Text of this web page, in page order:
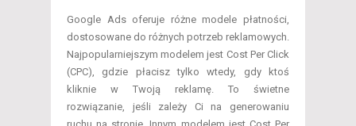
Google Ads oferuje różne modele płatności,
dostosowane do różnych potrzeb reklamowych.
Najpopularniejszym modelem jest Cost Per Click
(CPC), gdzie płacisz tylko wtedy, gdy ktoś
kliknie w Twoją reklamę. To świetne
rozwiązanie, jeśli zależy Ci na generowaniu